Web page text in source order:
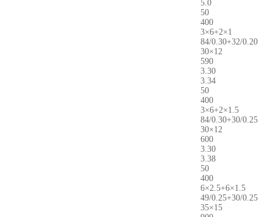
5.0
50
400
3×6+2×1
84/0.30+32/0.20
30×12
590
3.30
3.34
50
400
3×6+2×1.5
84/0.30+30/0.25
30×12
600
3.30
3.38
50
400
6×2.5+6×1.5
49/0.25+30/0.25
35×15